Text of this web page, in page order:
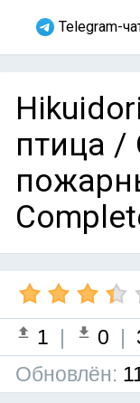
Telegram-
птица /
1 | 0 |
Обновлён: